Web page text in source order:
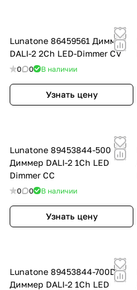
Lunatone 86459561 Диммер
DALI-2 2Ch LED-Dimmer CV
0 0 В наличии
Узнать цену
Lunatone 89453844-500
Диммер DALI-2 1Ch LED
Dimmer CC
0 0 В наличии
Узнать цену
Lunatone 89453844-700DE
Диммер DALI-2 1Ch LED